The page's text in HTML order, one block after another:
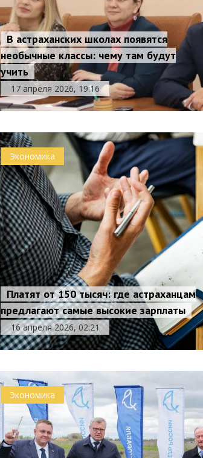
В астраханских школах появятся
необычные классы: чему там будут
учить
17 апреля 2026, 19:16
Экономика
Платят от 150 тысяч: где астраханцам
предлагают самые высокие зарплаты
16 апреля 2026, 02:21
Экономика